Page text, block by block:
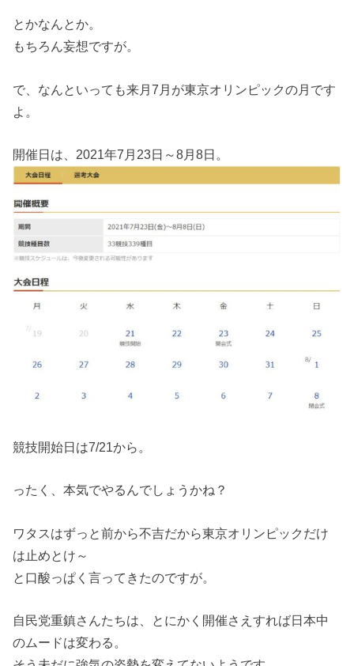
とかなんとか。
もちろん妄想ですが。
で、なんといっても来月7月が東京オリンピックの月です
よ。
開催日は、2021年7月23日～8月8日。
競技開始日は7/21から。
ったく、本気でやるんでしょうかね？
ワタスはずっと前から不吉だから東京オリンピックだけ
は止めとけ～
と口酸っぱく言ってきたのですが。
自民党重鎮さんたちは、とにかく開催さえすれば日本中
のムードは変わる。